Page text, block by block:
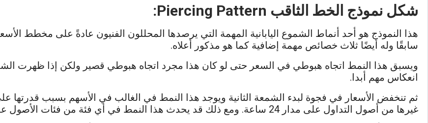
شكل نموذج الخط الثاقب Piercing Pattern
:
هذا النموذج هو أحد أنماط الشموع اليابانية المهمة التي يرصدها المحللون الفنيون عادةً على مخطط
سابقًا وله أيضًا ثلاث خصائص مهمة إضافية كما هو مذكور أعلاه.
ويسبق هذا النمط اتجاه هبوطي في السعر حتى لو كان هذا مجرد اتجاه هبوطي قصير ولكن إذا ظهرت
انعكاس مهم أبدا.
ثم تنخفض الأسعار في فجوة لبدء الشمعة الثانية ويوجد هذا النمط في الغالب في الأسهم بسبب
غيرها من أصول التداول على مدار 24 ساعة. ومع ذلك قد يحدث هذا النمط في أي فئة من فئات الأصول على الرسم البياني الأسبوعي.